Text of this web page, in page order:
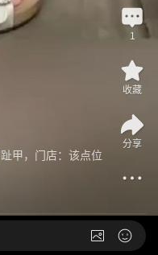
甲，门店：该点位
1
收藏
分享